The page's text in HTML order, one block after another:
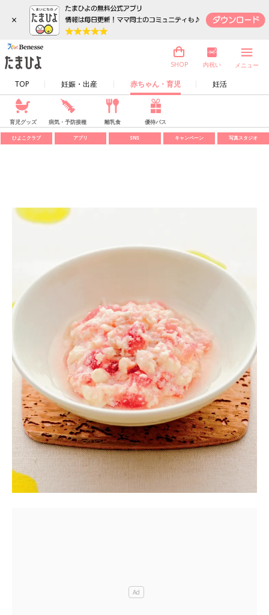
×
TOP 妊娠・出産 赤ちゃん・育児 妊活
SHOP 内祝い メニュー
育児グッズ 病気・予防接種 離乳食 優待パス
ひよこクラブ アプリ SNS キャンペーン 写真スタジオ